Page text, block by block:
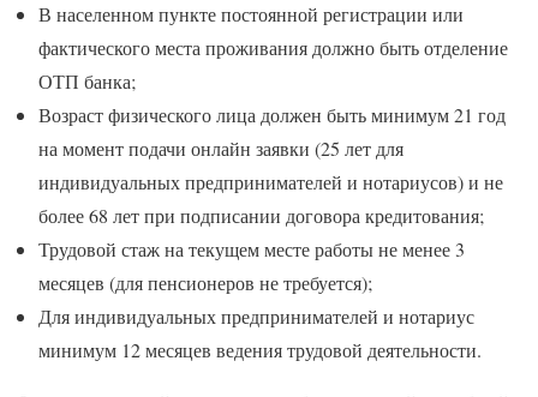
В населенном пункте постоянной регистрации или
фактического места проживания должно быть отделение
ОТП банка;
Возраст физического лица должен быть минимум 21 год
на момент подачи онлайн заявки (25 лет для
индивидуальных предпринимателей и нотариусов) и не
более 68 лет при подписании договора кредитования;
Трудовой стаж на текущем месте работы не менее 3
месяцев (для пенсионеров не требуется);
Для индивидуальных предпринимателей и нотариус
минимум 12 месяцев ведения трудовой деятельности.